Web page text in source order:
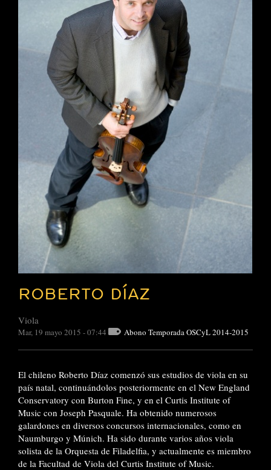
ROBERTO DÍAZ
Viola
Mar, 19 mayo 2015 - 07:44 Abono Temporada OSCyL 2014-2015
El chileno Roberto Díaz comenzó sus estudios de viola en su
país natal, continuándolos posteriormente en el New England
Conservatory con Burton Fine, y en el Curtis Institute of
Music con Joseph Pasquale. Ha obtenido numerosos
galardones en diversos concursos internacionales, como en
Naumburgo y Múnich. Ha sido durante varios años viola
solista de la Orquesta de Filadelfia, y actualmente es miembro
de la Facultad de Viola del Curtis Institute of Music.